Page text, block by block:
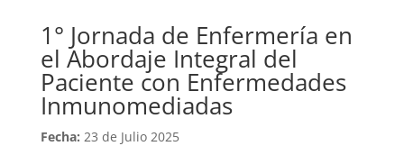
1° Jornada de Enfermería en
el Abordaje Integral del
Paciente con Enfermedades
Inmunomediadas
Fecha: 23 de Julio 2025